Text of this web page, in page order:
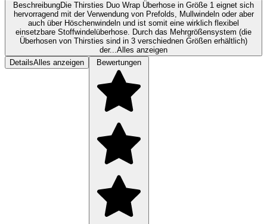
BeschreibungDie Thirsties Duo Wrap Überhose in Größe 1 eignet sich
hervorragend mit der Verwendung von Prefolds, Mullwindeln oder aber
auch über Höschenwindeln und ist somit eine wirklich flexibel
einsetzbare Stoffwindelüberhose. Durch das Mehrgrößensystem (die
Überhosen von Thirsties sind in 3 verschiednen Größen erhältlich)
der...Alles anzeigen
DetailsAlles anzeigen Bewertungen